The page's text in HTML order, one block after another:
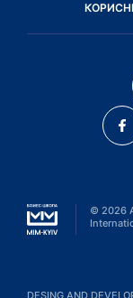
© 2026
DESING AND